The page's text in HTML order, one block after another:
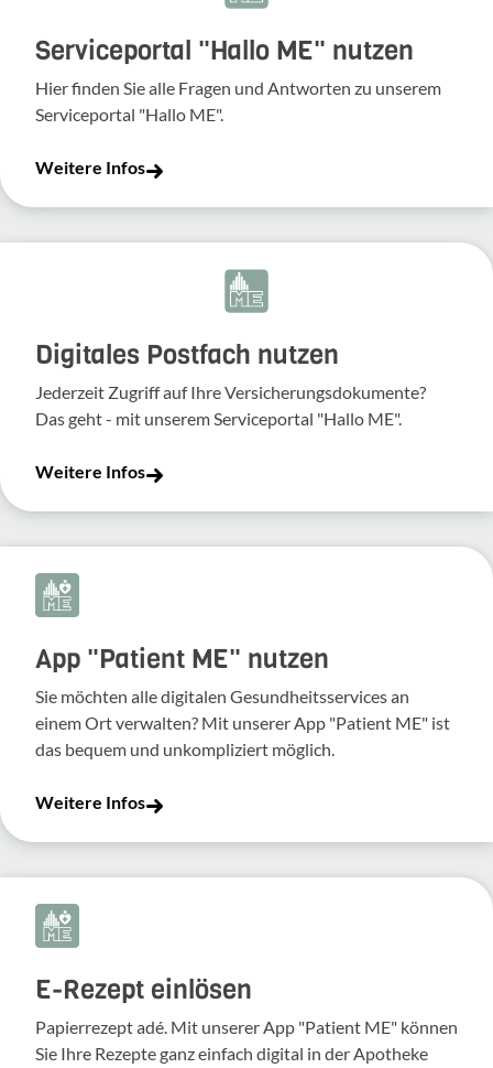
Serviceportal "Hallo ME" nutzen
Hier finden Sie alle Fragen und Antworten zu unserem
Serviceportal "Hallo ME".
Weitere Infos
Digitales Postfach nutzen
Jederzeit Zugriff auf Ihre Versicherungsdokumente?
Das geht - mit unserem Serviceportal "Hallo ME".
Weitere Infos
App "Patient ME" nutzen
Sie möchten alle digitalen Gesundheitsservices an
einem Ort verwalten? Mit unserer App "Patient ME" ist
das bequem und unkompliziert möglich.
Weitere Infos
E-Rezept einlösen
Papierrezept adé. Mit unserer App "Patient ME" können
Sie Ihre Rezepte ganz einfach digital in der Apotheke